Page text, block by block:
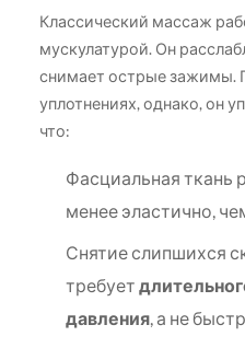
Классический массаж
мускулатурой. Он
снимает острые зажимы.
уплотнениях, однако, он
что:
Фасциальная ткань
менее эластично,
Снятие слипшихся
требует
давления, а не